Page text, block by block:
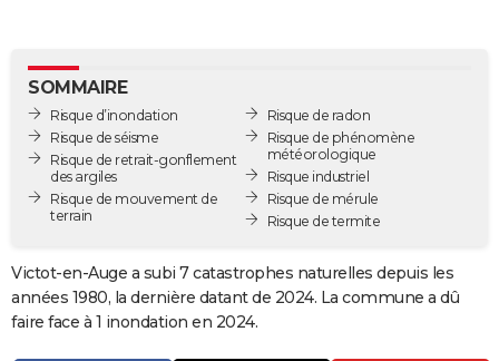
GUIDES D'ACHAT
BONS PLANS
CARTE DE VOEUX
Carte de Noël
Carte Bonne année
Carte Saint-Valentin
Carte Pâques
Carte d'anniversaire
DICTIONNAIRE
COPAINS D'AVANT
SOMMAIRE
Risque d’inondation
Risque de séisme
Risque de retrait-gonflement
des argiles
Risque de mouvement de
terrain
Risque de radon
Risque de phénomène
météorologique
Risque industriel
Risque de mérule
Risque de termite
Victot-en-Auge a subi 7 catastrophes naturelles depuis les
années 1980, la dernière datant de 2024. La commune a dû
faire face à 1 inondation en 2024.